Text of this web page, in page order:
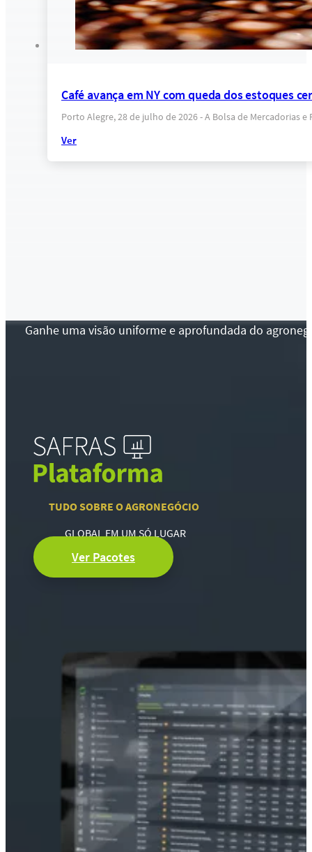
Café avança em NY com queda dos estoques
Porto Alegre, 28 de julho de 2026 - A Bolsa de Mercadorias
Ver
Ganhe uma visão uniforme e aprofundada do
TUDO SOBRE O AGRONEGÓCIO
GLOBAL EM UM SÓ LUGAR
Ver Pacotes